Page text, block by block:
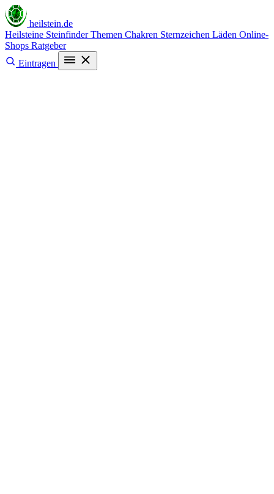
heilstein.de
Heilsteine SteinfinderThemen Chakren Sternzeichen Läden Online-
Shops Ratgeber
Eintragen